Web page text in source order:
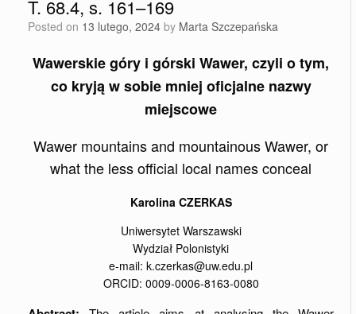
T. 68.4, s. 161–169
Posted on 13 lutego, 2024 by Marta Szczepańska
Wawerskie góry i górski Wawer, czyli o tym,
co kryją w sobie mniej oficjalne nazwy
miejscowe
Wawer mountains and mountainous Wawer, or
what the less official local names conceal
Karolina CZERKAS
Uniwersytet Warszawski
Wydział Polonistyki
e-mail: k.czerkas@uw.edu.pl
ORCID: 0009-0006-8163-0080